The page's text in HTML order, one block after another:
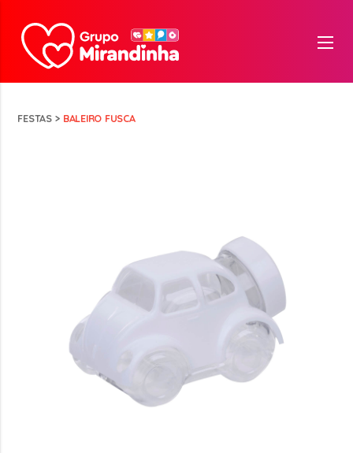
FESTAS> BALEIRO FUSCA